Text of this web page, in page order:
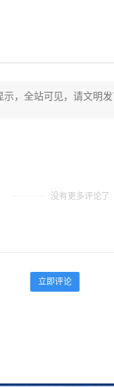
没有更多评论了
立即评论